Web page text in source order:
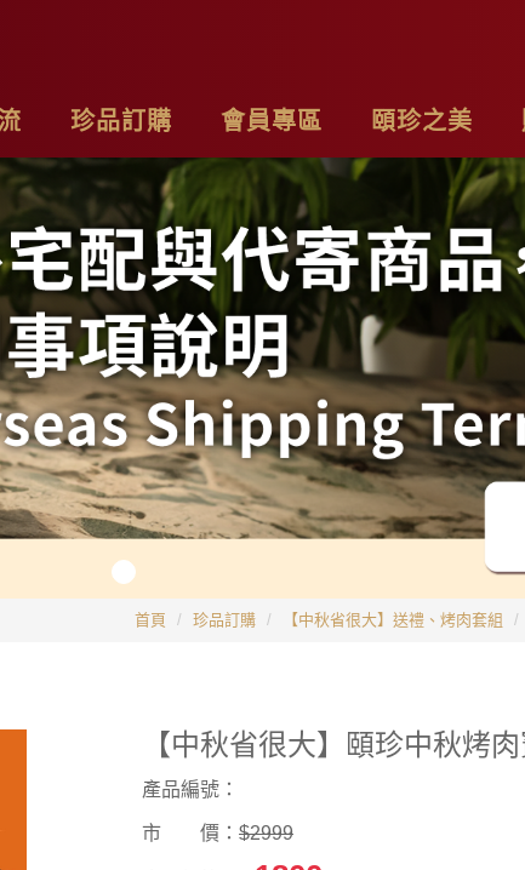
珍品訂購
月子調養套組
會員專區
基本資料
購物車
我的訂單
頤珍之美
品牌故事
聯絡我們
隱私權聲明
付
首頁 珍品訂購 【中秋省很大】送禮、烤肉套組
【中秋省很大】頤珍中秋烤
產品編號：
市 價： $2999